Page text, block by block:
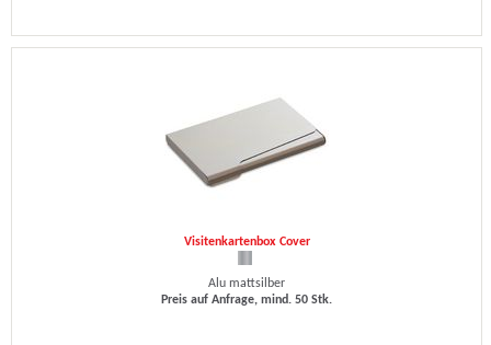
Visitenkartenbox Cover
Alu mattsilber
Preis auf Anfrage, mind. 50 Stk.